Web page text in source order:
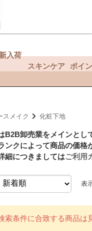
入荷
スキンケア ポイ
スメイク 化粧下地
B2B卸売業をメインとし
ンクによって商品の価格
細につきましてはご利用
表
索条件に合致する商品は